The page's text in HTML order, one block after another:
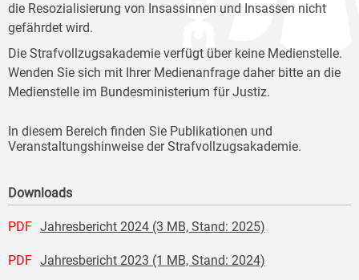
die Resozialisierung von Insassinnen und Insassen nicht
gefährdet wird.
Die Strafvollzugsakademie verfügt über keine Medienstelle.
Wenden Sie sich mit Ihrer Medienanfrage daher bitte an die
Medienstelle im Bundesministerium für Justiz.
In diesem Bereich finden Sie Publikationen und
Veranstaltungshinweise der Strafvollzugsakademie.
Downloads
PDF Jahresbericht 2024 (3 MB, Stand: 2025)
PDF Jahresbericht 2023 (1 MB, Stand: 2024)